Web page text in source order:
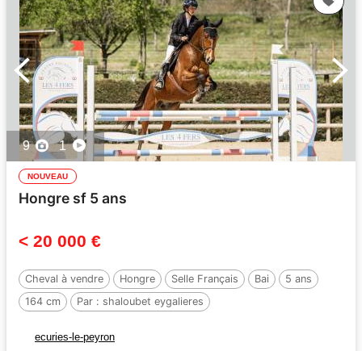
9 1
NOUVEAU
Hongre sf 5 ans
< 20 000 €
Cheval à vendre Hongre Selle Français Bai
5 ans
164 cm
Par : shaloubet eygalieres
ecuries-le-peyron